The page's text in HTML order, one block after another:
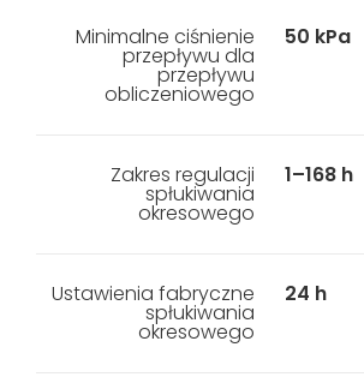
Minimalne ciśnienie
przepływu dla
przepływu
obliczeniowego
50 kPa
Zakres regulacji
spłukiwania
okresowego
1–168 h
Ustawienia fabryczne
spłukiwania
okresowego
24 h